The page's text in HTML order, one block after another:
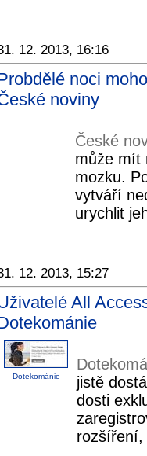
12. 2013, 16:16
noci
noviny
České
může mít
mozku.
vytváří
urychlit
12. 2013, 15:27
All
Dotekománie
jistě
dosti
rozšíření,